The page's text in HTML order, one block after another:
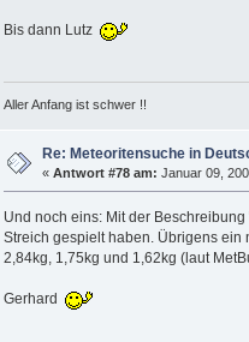
Bis dann Lutz
Aller Anfang ist schwer !!
Re: Meteoritensuche in
« Antwort #78 am: Januar 09,
Und noch eins: Mit der
Streich gespielt haben. Übrigens ein
2,84kg, 1,75kg und 1,62kg (laut
Gerhard